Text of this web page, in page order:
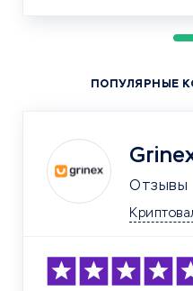
ПОПУЛЯРНЫЕ
Отзывы